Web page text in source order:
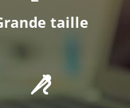
taille